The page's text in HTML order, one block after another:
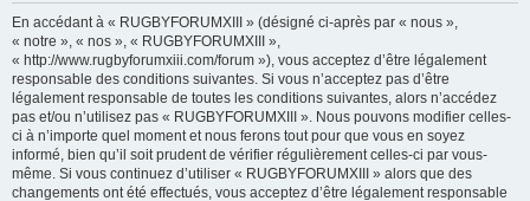
En accédant à « RUGBYFORUMXIII » (désigné ci-après par « nous »,
« notre », « nos », « RUGBYFORUMXIII »,
« http://www.rugbyforumxiii.com/forum »), vous acceptez d’être légalement
responsable des conditions suivantes. Si vous n’acceptez pas d’être
légalement responsable de toutes les conditions suivantes, alors n’accédez
pas et/ou n’utilisez pas « RUGBYFORUMXIII ». Nous pouvons modifier celles-
ci à n’importe quel moment et nous ferons tout pour que vous en soyez
informé, bien qu’il soit prudent de vérifier régulièrement celles-ci par vous-
même. Si vous continuez d’utiliser « RUGBYFORUMXIII » alors que des
changements ont été effectués, vous acceptez d’être légalement responsable